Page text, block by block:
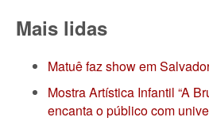
Mais lidas
Matuê faz show em
Mostra Artística Infantil “A
encanta o público com